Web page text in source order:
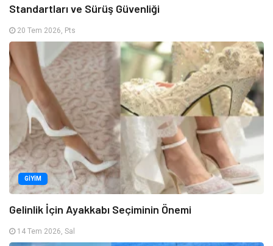
Standartları ve Sürüş Güvenliği
20 Tem 2026, Pts
GIYIM
Gelinlik İçin Ayakkabı Seçiminin Önemi
14 Tem 2026, Sal